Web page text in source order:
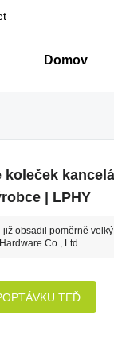
Domov
koleček
| LPHY
již obsadil poměrně
Co., Ltd.
TEĎ